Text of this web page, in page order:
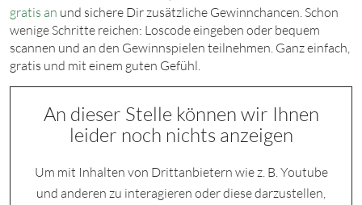
gratis an und sichere Dir zusätzliche Gewinnchancen. Schon
wenige Schritte reichen: Loscode eingeben oder bequem
scannen und an den Gewinnspielen teilnehmen. Ganz einfach,
gratis und mit einem guten Gefühl.
An dieser Stelle können wir Ihnen
leider noch nichts anzeigen
Um mit Inhalten von Drittanbietern wie z. B. Youtube
und anderen zu interagieren oder diese darzustellen,